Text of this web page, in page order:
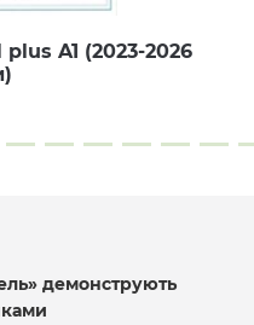
plus A1 (2023-2026
демонструють